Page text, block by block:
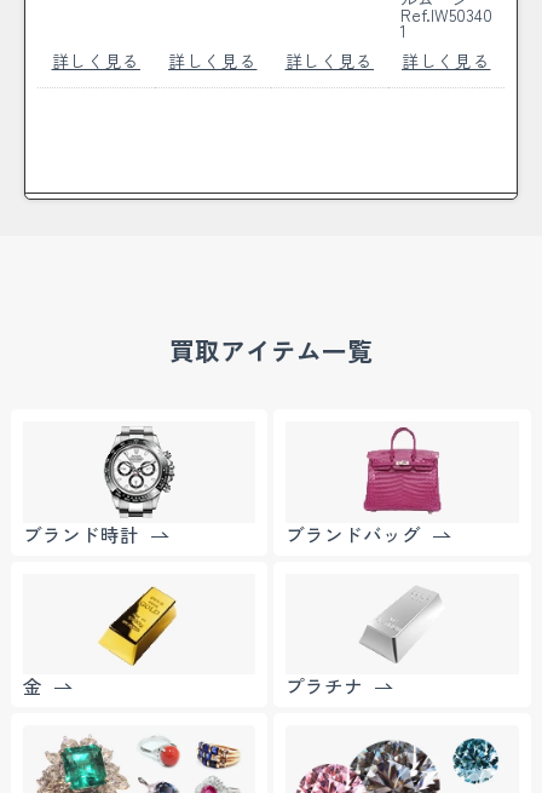
詳しく見る 詳しく見る 詳しく見る
Ref.IW50340
1
詳しく見る
買取アイテム一覧
ブランド時計 ブランドバッグ
金 プラチナ